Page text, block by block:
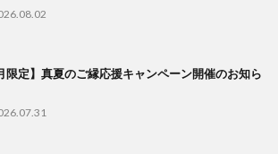
限定】真夏のご縁応援キャンペーン開催のお知ら